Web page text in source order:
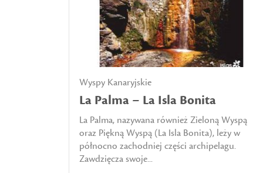
Wyspy Kanaryjskie
La Palma – La Isla Bonita
La Palma, nazywana również Zieloną Wyspą
oraz Piękną Wyspą (La Isla Bonita), leży w
północno zachodniej części archipelagu.
Zawdzięcza swoje...